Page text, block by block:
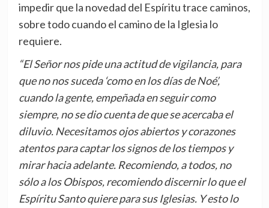
impedir que la novedad del Espíritu trace caminos,
sobre todo cuando el camino de la Iglesia lo
requiere.
“El Señor nos pide una actitud de vigilancia, para
que no nos suceda ‘como en los días de Noé’,
cuando la gente, empeñada en seguir como
siempre, no se dio cuenta de que se acercaba el
diluvio. Necesitamos ojos abiertos y corazones
atentos para captar los signos de los tiempos y
mirar hacia adelante. Recomiendo, a todos, no
sólo a los Obispos, recomiendo discernir lo que el
Espíritu Santo quiere para sus Iglesias. Y esto lo